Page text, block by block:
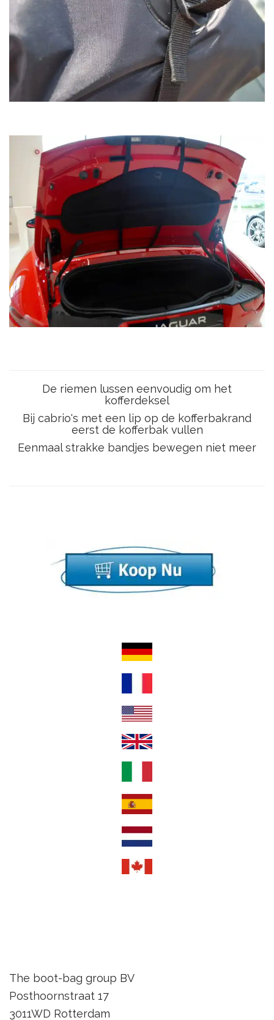
De riemen lussen eenvoudig om het
kofferdeksel
Bij cabrio's met een lip op de kofferbakrand
eerst de kofferbak vullen
Eenmaal strakke bandjes bewegen niet meer
The boot-bag group BV
Posthoornstraat 17
3011WD Rotterdam